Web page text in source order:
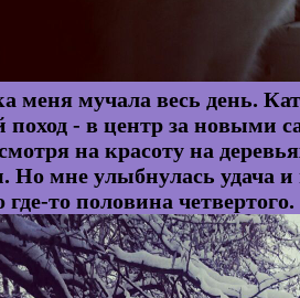
меня мучала весь день.
поход - в центр за новыми
на красоту на
мне улыбнулась удача
где-то половина четвертого.